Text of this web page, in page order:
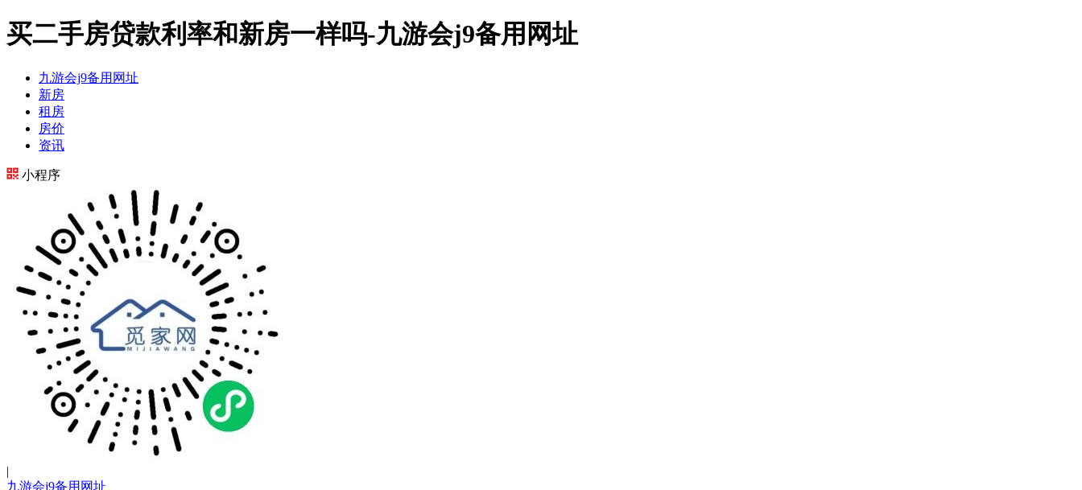
买二手房贷款利率和新房一样吗-九游会j9备用网址
九游会j9备用网址
新房
租房
房价
资讯
小程序
|
九游会j9备用网址